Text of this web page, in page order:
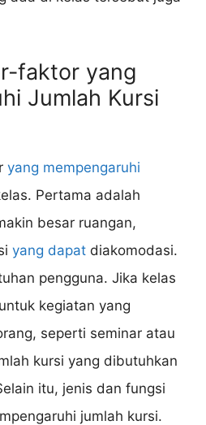
faktor yang
Jumlah Kursi
yang mempengaruhi
Pertama adalah
besar ruangan,
yang dapat diakomodasi.
pengguna. Jika kelas
kegiatan yang
seperti seminar atau
kursi yang dibutuhkan
itu, jenis dan fungsi
jumlah kursi.